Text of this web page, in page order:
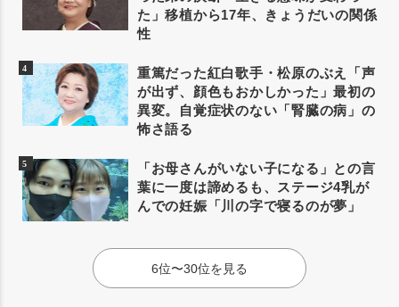
た」移植から17年、きょうだいの関係
性
重篤だった紅白歌手・松原のぶえ「声
が出ず、顔色もおかしかった」最初の
異変。自覚症状のない「腎臓の病」の
怖さ語る
「お母さんがいない子になる」との言
葉に一度は諦めるも、ステージ4乳が
んでの妊娠「川の字で寝るのが夢」
6位〜30位を見る